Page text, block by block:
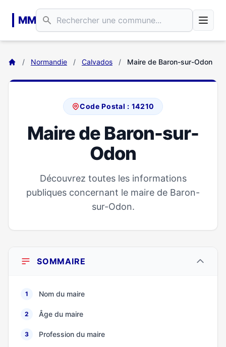
MM
/ Normandie / Calvados / Maire de Baron-sur-Odon
Code Postal : 14210
Maire de Baron-sur-
Odon
Découvrez toutes les informations
publiques concernant le maire de Baron-
sur-Odon.
SOMMAIRE
1 Nom du maire
2 Âge du maire
3 Profession du maire